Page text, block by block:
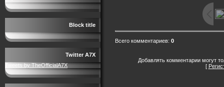
Block title
Twitter A7X
Tweets by TheOfficialA7X
Всего комментариев: 0
Добавлять комментарии могут
[